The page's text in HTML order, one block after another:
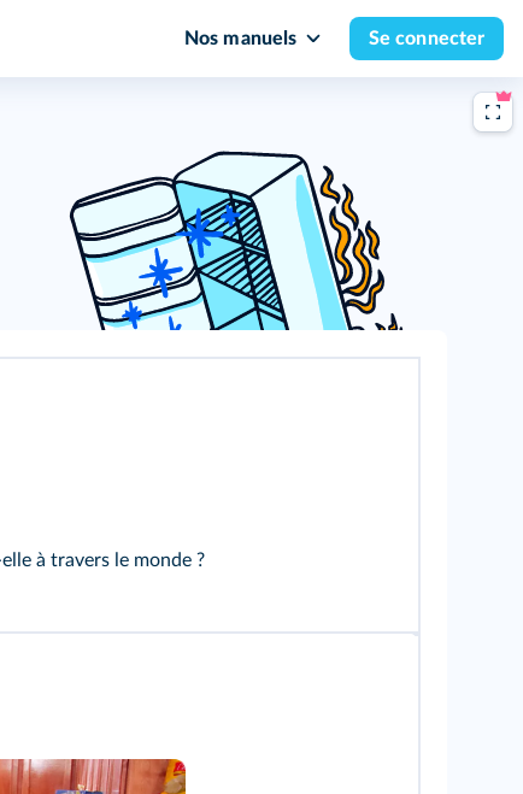
Nos manuels Se connecter
à travers le monde ?